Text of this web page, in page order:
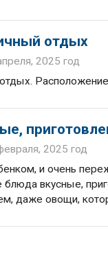
отдых
2025 год
2025 год
и очень
вкусные,
даже овощи,